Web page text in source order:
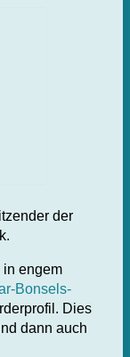
der
in engem
Bonsels-
Dies
dann auch